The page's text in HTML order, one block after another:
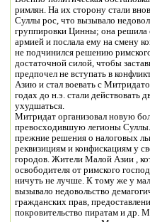
римлян. На их сторону стали
Суллы рос, что вызывало
группировки Цинны; она решила
армией и послала ему на смену
не подчинился решению
достаточной силой, чтобы
предпочел не вступать в
Азию и стал воевать с
годах до н.э. стали действовать
ухудшаться.
Митридат организовал новую
превосходившую легионы
прежние решения о налоговых
реквизициям и конфискациям у
городов. Жители Малой Азии ,
освободителя от римского
ничуть не лучше. К тому же у
вызывало недовольство
гражданских прав,
покровительство пиратам и др.